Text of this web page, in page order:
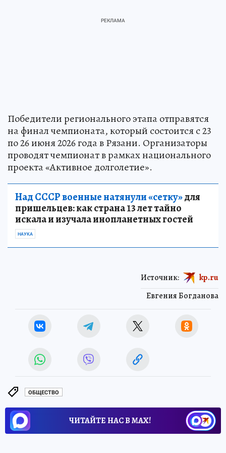
Победители регионального этапа отправятся
на финал чемпионата, который состоится с 23
по 26 июня 2026 года в Рязани. Организаторы
проводят чемпионат в рамках национального
проекта «Активное долголетие».
Над СССР военные натянули «сетку»для
пришельцев: как страна 13 лет тайно
искала и изучала инопланетных гостей
НАУКА
Евгения Богданова
Источник: kp.ru
ОБЩЕСТВО
ЧИТАЙТЕ НАС В МАХ!